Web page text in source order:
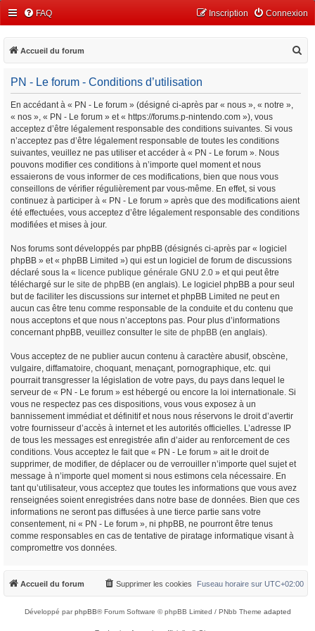
FAQ Connexion
Inscription
Accueil du forum
PN - Le forum - Conditions d’utilisation
En accédant à « PN - Le forum » (désigné ci-après par « nous », « notre »,
« nos », « PN - Le forum » et « https://forums.p-nintendo.com »), vous
acceptez d’être légalement responsable des conditions suivantes. Si vous
n’acceptez pas d’être légalement responsable de toutes les conditions
suivantes, veuillez ne pas utiliser et accéder à « PN - Le forum ». Nous
pouvons modifier ces conditions à n’importe quel moment et nous
essaierons de vous informer de ces modifications, bien que nous vous
conseillons de vérifier régulièrement par vous-même. En effet, si vous
continuez à participer à « PN - Le forum » après que des modifications aient
été effectuées, vous acceptez d’être légalement responsable des conditions
modifiées et mises à jour.
Nos forums sont développés par phpBB (désignés ci-après par « logiciel
phpBB » et « phpBB Limited ») qui est un logiciel de forum de discussions
déclaré sous la « licence publique générale GNU 2.0 » et qui peut être
téléchargé sur le site de phpBB (en anglais). Le logiciel phpBB a pour seul
but de faciliter les discussions sur internet et phpBB Limited ne peut en
aucun cas être tenu comme responsable de la conduite et du contenu que
nous acceptons et que nous n’acceptons pas. Pour plus d’informations
concernant phpBB, veuillez consulter le site de phpBB (en anglais).
Vous acceptez de ne publier aucun contenu à caractère abusif, obscène,
vulgaire, diffamatoire, choquant, menaçant, pornographique, etc. qui
pourrait transgresser la législation de votre pays, du pays dans lequel le
serveur de « PN - Le forum » est hébergé ou encore la loi internationale. Si
vous ne respectez pas ces dispositions, vous vous exposez à un
bannissement immédiat et définitif et nous nous réservons le droit d’avertir
votre fournisseur d’accès à internet et les autorités officielles. L’adresse IP
de tous les messages est enregistrée afin d’aider au renforcement de ces
conditions. Vous acceptez le fait que « PN - Le forum » ait le droit de
supprimer, de modifier, de déplacer ou de verrouiller n’importe quel sujet et
message à n’importe quel moment si nous estimons cela nécessaire. En
tant qu’utilisateur, vous acceptez que toutes les informations que vous avez
renseignées soient enregistrées dans notre base de données. Bien que ces
informations ne seront pas diffusées à une tierce partie sans votre
consentement, ni « PN - Le forum », ni phpBB, ne pourront être tenus
comme responsables en cas de tentative de piratage informatique visant à
compromettre vos données.
Accueil du forum Fuseau horaire sur UTC+02:00
Supprimer les cookies
Développé parphpBB® Forum Software © phpBB Limited / PNbb Theme adapted